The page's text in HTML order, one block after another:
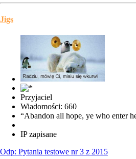
Jigs
Przyjaciel
Wiadomości: 660
“Abandon all hope, ye who enter
IP zapisane
Odp: Pytania testowe nr 3 z 2015